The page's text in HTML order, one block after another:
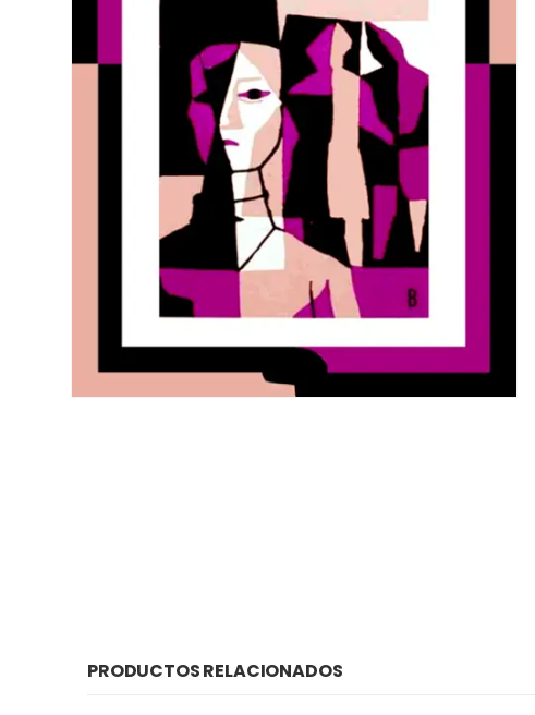
PRODUCTOS RELACIONADOS